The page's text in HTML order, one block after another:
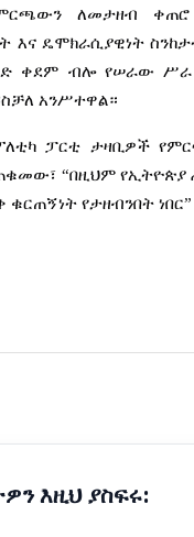
ለመታዘብ ቀጠሮ
እና ዴሞክራሲያዊነት
ቀደም ብሎ የሠራው ሥራ
አንሥተዋል።
ፓርቲ ታዛቢዎች
“በዚህም የኢትዮጵያ
ቁርጠኝነት የታዘብንበት ነበር”
እዚህ ያስፍሩ: